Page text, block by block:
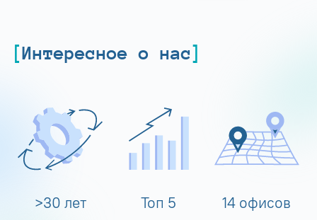
Интересное о нас
>30 лет Топ 5 14 офисов